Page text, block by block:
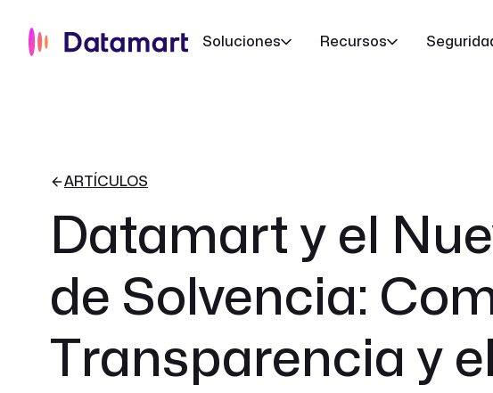
contenido
Soluciones Recursos
ARTÍCULOS
Datamart y el
de Solvencia:
Transparencia y el